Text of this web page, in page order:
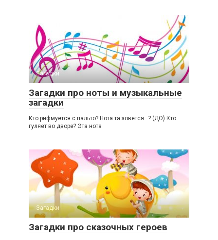
Загадки
Загадки про ноты и музыкальные
загадки
Кто рифмуется с пальто? Нота та зовется…? (ДО) Кто
гуляет во дворе? Эта нота
Загадки
Загадки про сказочных героев